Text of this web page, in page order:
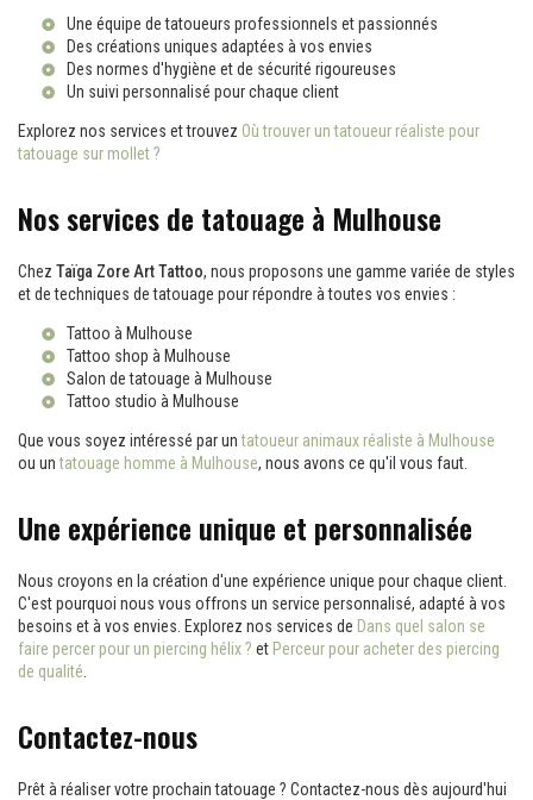
Une équipe de tatoueurs professionnels et passionnés
Des créations uniques adaptées à vos envies
Des normes d'hygiène et de sécurité rigoureuses
Un suivi personnalisé pour chaque client
Explorez nos services et trouvez Où trouver un tatoueur réaliste pour
tatouage sur mollet ?
Nos services de tatouage à Mulhouse
Chez Taïga Zore Art Tattoo, nous proposons une gamme variée de styles
et de techniques de tatouage pour répondre à toutes vos envies :
Tattoo à Mulhouse
Tattoo shop à Mulhouse
Salon de tatouage à Mulhouse
Tattoo studio à Mulhouse
Que vous soyez intéressé par untatoueur animaux réaliste à Mulhouse
ou untatouage homme à Mulhouse, nous avons ce qu'il vous faut.
Une expérience unique et personnalisée
Nous croyons en la création d'une expérience unique pour chaque client.
C'est pourquoi nous vous offrons un service personnalisé, adapté à vos
besoins et à vos envies. Explorez nos services de Dans quel salon se
faire percer pour un piercing hélix ? et Perceur pour acheter des piercing
de qualité
Contactez-nous
Prêt à réaliser votre prochain tatouage ? Contactez-nous dès aujourd'hui